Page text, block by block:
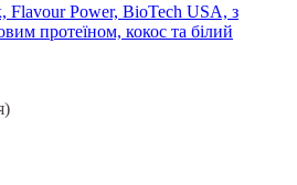
Flavour Power, BioTech USA, з
протеїном, кокос та білий